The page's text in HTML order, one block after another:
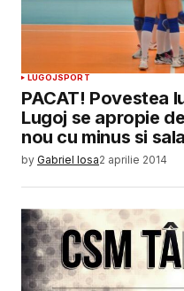
LUGOJSPORT
PACAT! Povestea
Lugoj se apropie
nou cu minus si
by Gabriel Iosa2 aprilie 2014